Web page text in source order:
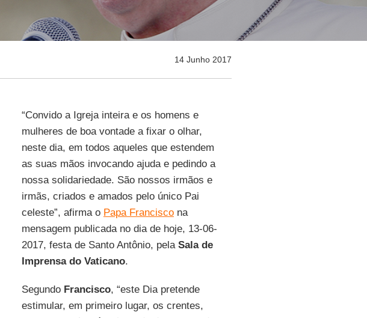
14 Junho 2017
“Convido a Igreja inteira e os homens e
mulheres de boa vontade a fixar o olhar,
neste dia, em todos aqueles que estendem
as suas mãos invocando ajuda e pedindo a
nossa solidariedade. São nossos irmãos e
irmãs, criados e amados pelo único Pai
celeste”, afirma o Papa Franciscona
mensagem publicada no dia de hoje, 13-06-
2017, festa de Santo Antônio, pelaSala de
Imprensa do Vaticano.
Segundo Francisco, “este Dia pretende
estimular, em primeiro lugar, os crentes,